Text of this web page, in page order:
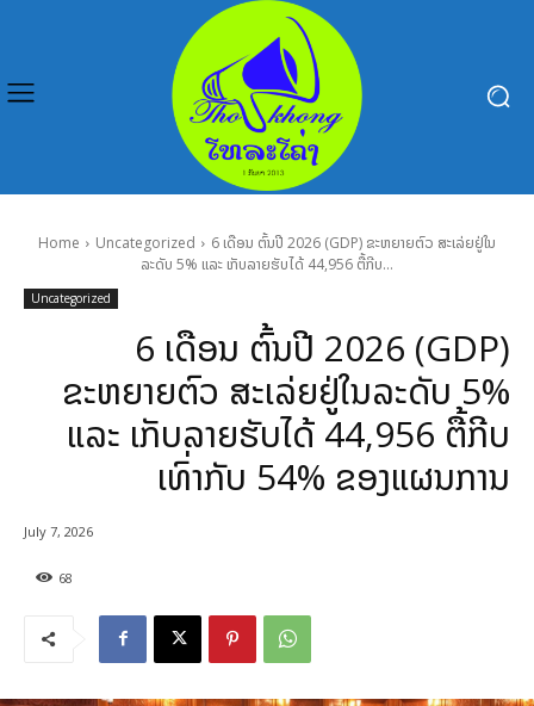
Home Uncategorized
6 ເດືອນ ຕົ້ນປີ 2026 (GDP) ຂະຫຍາຍຕົວ ສະເລ່ຍຢູ່ໃນ
ລະດັບ 5% ແລະ ເກັບລາຍຮັບໄດ້ 44,956 ຕື້ກີບ...
Uncategorized
6 ເດືອນ ຕົ້ນປີ 2026 (GDP)
ຂະຫຍາຍຕົວ ສະເລ່ຍຢູ່ໃນລະດັບ 5%
ແລະ ເກັບລາຍຮັບໄດ້ 44,956 ຕື້ກີບ
ເທົ່າກັບ 54% ຂອງແຜນການ
68
July 7, 2026